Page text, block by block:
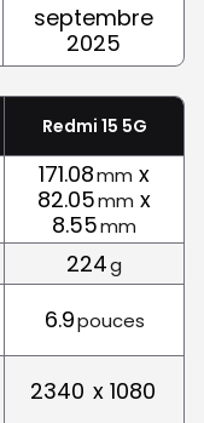
septembre
2025
Redmi 15 5G
171.08mm x
82.05mm x
8.55mm
224g
6.9pouces
2340 x 1080